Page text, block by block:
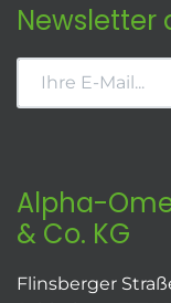
Newsletter
Alpha-
& Co. KG
Flinsberger